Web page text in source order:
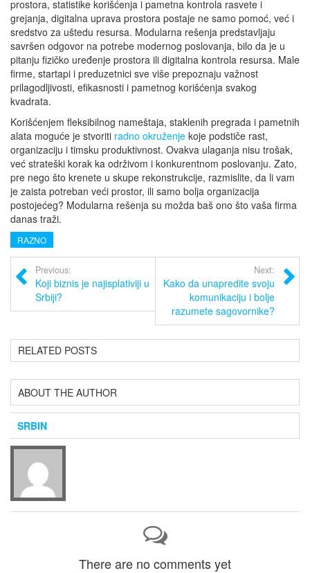
prostora, statistike korišćenja i pametna kontrola rasvete i
grejanja, digitalna uprava prostora postaje ne samo pomoć, već i
sredstvo za uštedu resursa. Modularna rešenja predstavljaju
savršen odgovor na potrebe modernog poslovanja, bilo da je u
pitanju fizičko uređenje prostora ili digitalna kontrola resursa. Male
firme, startapi i preduzetnici sve više prepoznaju važnost
prilagodljivosti, efikasnosti i pametnog korišćenja svakog
kvadrata.
Korišćenjem fleksibilnog nameštaja, staklenih pregrada i pametnih
alata moguće je stvoriti radno okruženje koje podstiče rast,
organizaciju i timsku produktivnost. Ovakva ulaganja nisu trošak,
već strateški korak ka održivom i konkurentnom poslovanju. Zato,
pre nego što krenete u skupe rekonstrukcije, razmislite, da li vam
je zaista potreban veći prostor, ili samo bolja organizacija
postojećeg? Modularna rešenja su možda baš ono što vaša firma
danas traži.
RAZNO
Previous:
Koji biznis je najisplativiji u
Srbiji?
Next:
Kako da unapredite svoju
komunikaciju i bolje
razumete sagovornike?
RELATED POSTS
ABOUT THE AUTHOR
SRBIN
There are no comments yet